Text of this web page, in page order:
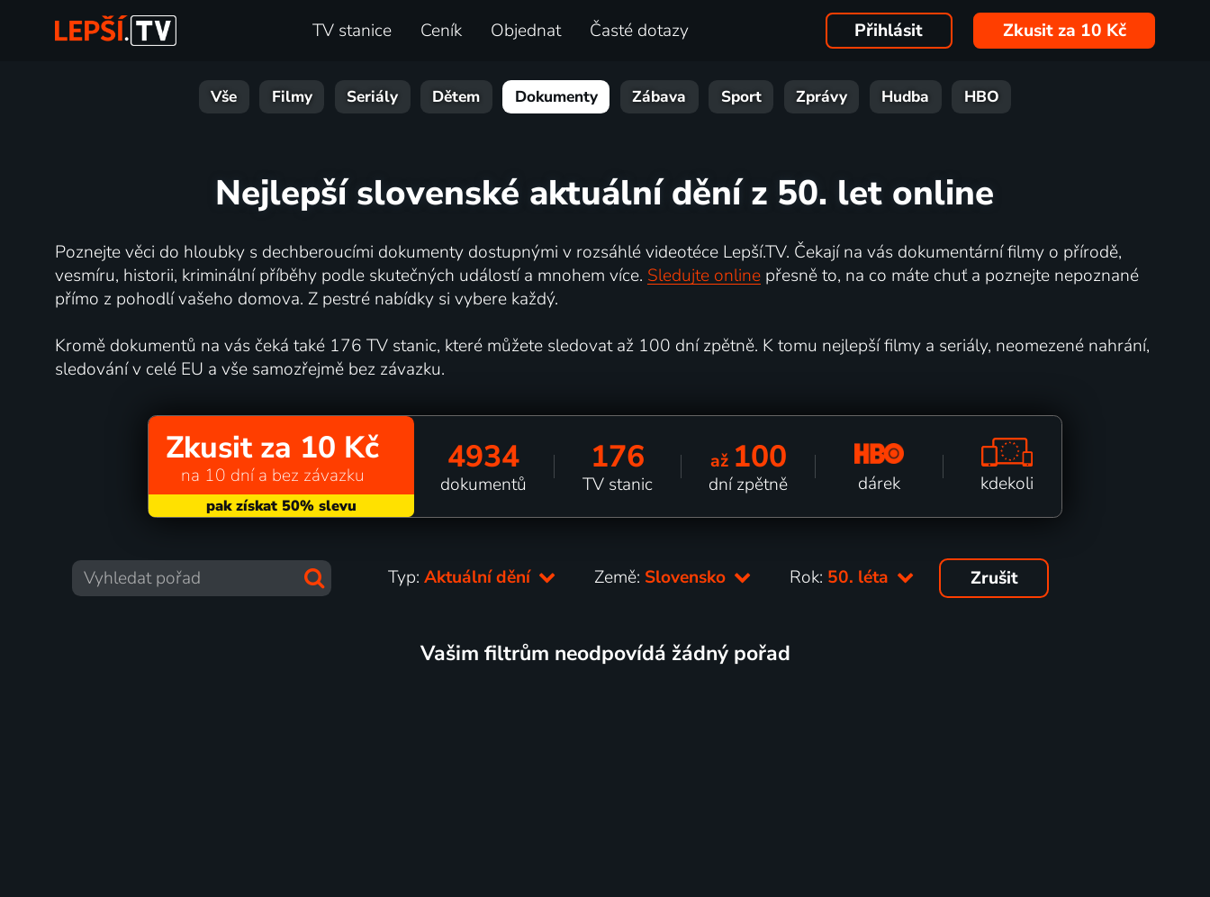
TV stanice Ceník Objednat Časté dotazy Přihlásit Zkusit za 10 Kč
Vše Filmy Seriály Dětem Dokumenty Zábava Sport Zprávy Hudba HBO
Nejlepší slovenské aktuální dění z 50. let online
Poznejte věci do hloubky s dechberoucími dokumenty dostupnými v rozsáhlé videotéce Lepší.TV. Čekají na vás dokumentární filmy o přírodě,
vesmíru, historii, kriminální příběhy podle skutečných událostí a mnohem více. Sledujte onlinepřesně to, na co máte chuť a poznejte nepoznané
přímo z pohodlí vašeho domova. Z pestré nabídky si vybere každý.
Kromě dokumentů na vás čeká také 176 TV stanic, které můžete sledovat až 100 dní zpětně. K tomu nejlepší filmy a seriály, neomezené nahrání,
sledování v celé EU a vše samozřejmě bez závazku.
Zkusit za 10 Kč
na 10 dní a bez závazku 4934
dokumentů
176
TV stanic
až 100
dní zpětně dárek kdekoli
Typ:Aktuální dění Země: Slovensko Rok: 50. léta Zrušit
Vašim filtrům neodpovídá žádný pořad